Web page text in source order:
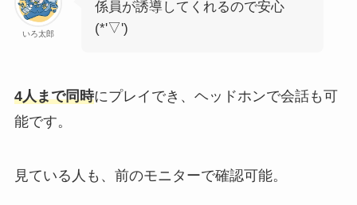
いろ太郎
係員が誘導してくれるので安心
(*'▽')
4人まで同時にプレイでき、ヘッドホンで会話も可
能です。
見ている人も、前のモニターで確認可能。